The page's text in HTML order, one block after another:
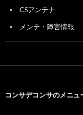
CSアンテナ
メンテ・障害情報
コンサデコンサのメニュ